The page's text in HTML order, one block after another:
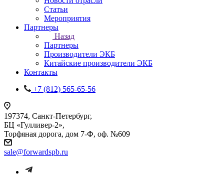
Статьи
Мероприятия
Партнеры
Назад
Партнеры
Производители ЭКБ
Китайские производители ЭКБ
Контакты
+7 (812) 565-65-56
197374, Санкт-Петербург,
БЦ «Гулливер-2»,
Торфяная дорога, дом 7-Ф, оф. №609
sale@forwardspb.ru